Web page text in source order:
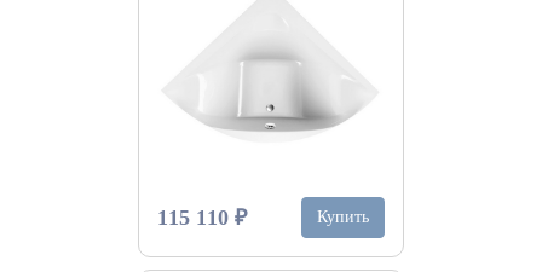
115 110 ₽ Купить